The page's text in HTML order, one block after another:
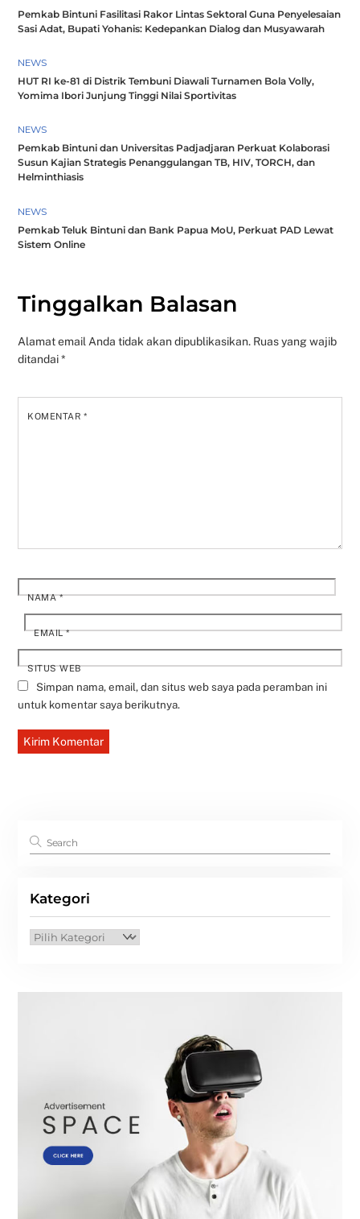
Pemkab Bintuni Fasilitasi Rakor Lintas Sektoral Guna Penyelesaian
Sasi Adat, Bupati Yohanis: Kedepankan Dialog dan Musyawarah
NEWS
HUT RI ke-81 di Distrik Tembuni Diawali Turnamen Bola Volly,
Yomima Ibori Junjung Tinggi Nilai Sportivitas
NEWS
Pemkab Bintuni dan Universitas Padjadjaran Perkuat Kolaborasi
Susun Kajian Strategis Penanggulangan TB, HIV, TORCH, dan
Helminthiasis
NEWS
Pemkab Teluk Bintuni dan Bank Papua MoU, Perkuat PAD Lewat
Sistem Online
Tinggalkan Balasan
Alamat email Anda tidak akan dipublikasikan. Ruas yang wajib
ditandai*
KOMENTAR*
NAMA*
EMAIL*
SITUS WEB
Simpan nama, email, dan situs web saya pada peramban ini
untuk komentar saya berikutnya.
Kategori
Kategori